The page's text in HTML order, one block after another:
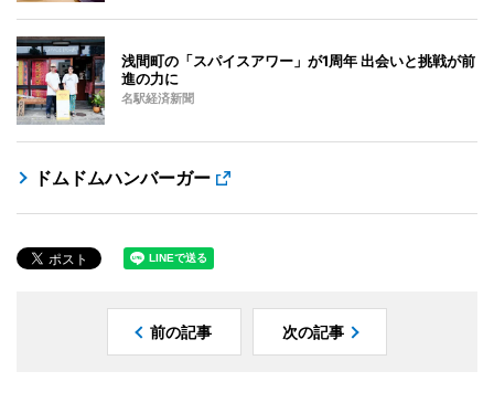
浅間町の「スパイスアワー」が1周年 出会いと挑戦が前
進の力に
名駅経済新聞
ドムドムハンバーガー
前の記事 次の記事